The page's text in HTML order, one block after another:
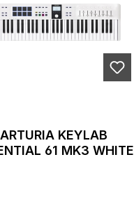
ARTURIA KEYLAB
61 MK3 WHITE